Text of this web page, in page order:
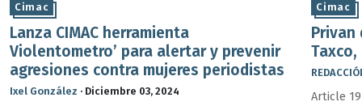
Cimac
Lanza CIMAC herramienta
Violentometro’ para alertar y prevenir
agresiones contra mujeres periodistas
Ixel González · Diciembre 03, 2024
Cimac
Taxco,
Article